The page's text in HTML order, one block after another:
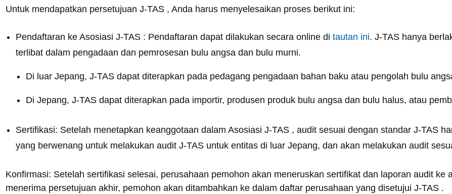
Untuk mendapatkan persetujuan J-TAS , Anda harus menyelesaikan proses berikut ini:
Pendaftaran ke Asosiasi J-TAS : Pendaftaran dapat dilakukan secara online di tautan ini. J-TAS hanya
terlibat dalam pengadaan dan pemrosesan bulu angsa dan bulu murni.
Di luar Jepang, J-TAS dapat diterapkan pada pedagang pengadaan bahan baku atau pengolah bulu
Di Jepang, J-TAS dapat diterapkan pada importir, produsen produk bulu angsa dan bulu halus, atau
Sertifikasi: Setelah menetapkan keanggotaan dalam Asosiasi J-TAS , audit sesuai dengan standar J-TAS
yang berwenang untuk melakukan audit J-TAS untuk entitas di luar Jepang, dan akan melakukan audit
Konfirmasi: Setelah sertifikasi selesai, perusahaan pemohon akan meneruskan sertifikat dan laporan audit
menerima persetujuan akhir, pemohon akan ditambahkan ke dalam daftar perusahaan yang disetujui J-TAS .